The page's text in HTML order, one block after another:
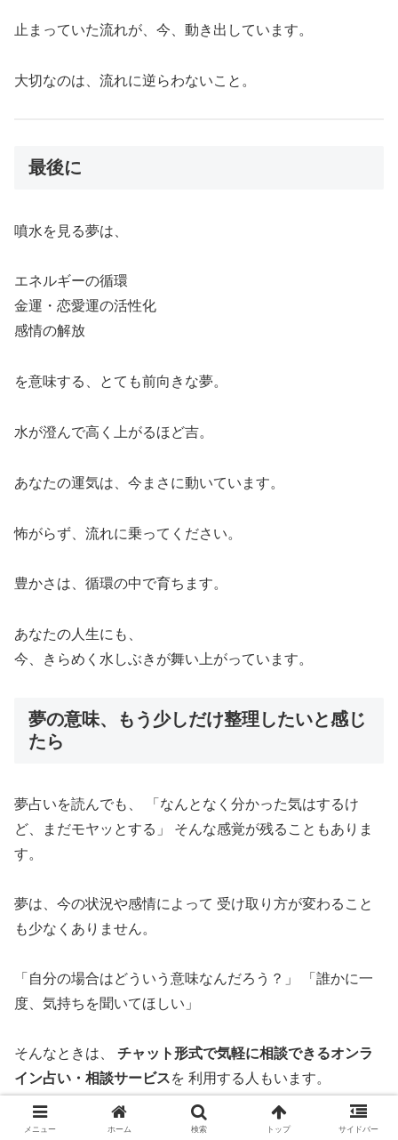
止まっていた流れが、今、動き出しています。
大切なのは、流れに逆らわないこと。
最後に
噴水を見る夢は、
エネルギーの循環
金運・恋愛運の活性化
感情の解放
を意味する、とても前向きな夢。
水が澄んで高く上がるほど吉。
あなたの運気は、今まさに動いています。
怖がらず、流れに乗ってください。
豊かさは、循環の中で育ちます。
あなたの人生にも、
今、きらめく水しぶきが舞い上がっています。
夢の意味、もう少しだけ整理したいと感じ
たら
夢占いを読んでも、 「なんとなく分かった気はするけ
ど、まだモヤッとする」 そんな感覚が残ることもありま
す。
夢は、今の状況や感情によって 受け取り方が変わること
も少なくありません。
「自分の場合はどういう意味なんだろう？」 「誰かに一
度、気持ちを聞いてほしい」
そんなときは、 チャット形式で気軽に相談できるオンラ
イン占い・相談サービスを 利用する人もいます。
メニュー ホーム 検索 トップ サイドバー